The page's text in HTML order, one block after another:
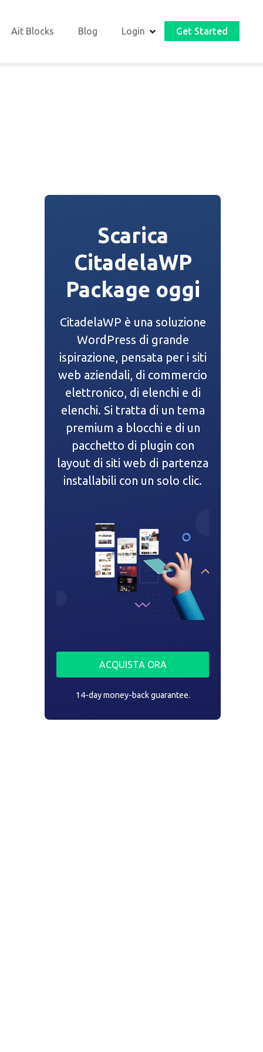
Ait Blocks Blog Login Get Started
Scarica
CitadelaWP
Package oggi
CitadelaWP è una soluzione
WordPress di grande
ispirazione, pensata per i siti
web aziendali, di commercio
elettronico, di elenchi e di
elenchi. Si tratta di un tema
premium a blocchi e di un
pacchetto di plugin con
layout di siti web di partenza
installabili con un solo clic.
ACQUISTA ORA
14-day money-back guarantee.